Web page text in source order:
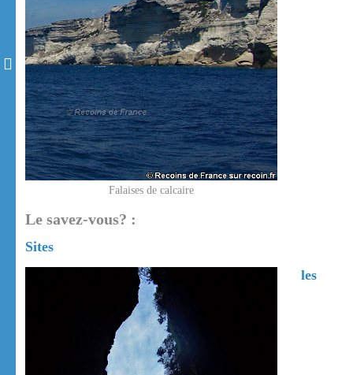
Falaises de calcaire
Le savez-vous? :
Sites
les